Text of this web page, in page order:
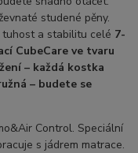
studené pěny.
a stabilitu celé 7-
CubeCare ve tvaru
– každá kostka
– budete se
Control. Speciální
s jádrem matrace.